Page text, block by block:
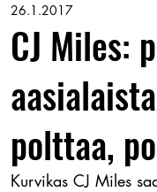
pimu
Aina Simonen
CJ Miles:
polttaa,
26.1.2017
Kurvikas CJ Miles